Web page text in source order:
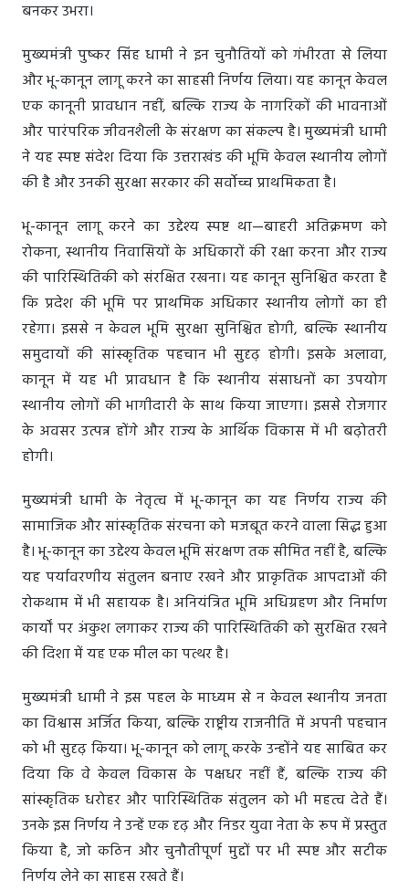
बनकर उभरा।
मुख्यमंत्री पुष्कर सिंह धामी ने इन चुनौतियों को गंभीरता से लिया
और भू-कानून लागू करने का साहसी निर्णय लिया। यह कानून केवल
एक कानूनी प्रावधान नहीं, बल्कि राज्य के नागरिकों की भावनाओं
और पारंपरिक जीवनशैली के संरक्षण का संकल्प है। मुख्यमंत्री धामी
ने यह स्पष्ट संदेश दिया कि उत्तराखंड की भूमि केवल स्थानीय लोगों
की है और उनकी सुरक्षा सरकार की सर्वोच्च प्राथमिकता है।
भू-कानून लागू करने का उद्देश्य स्पष्ट था—बाहरी अतिक्रमण को
रोकना, स्थानीय निवासियों के अधिकारों की रक्षा करना और राज्य
की पारिस्थितिकी को संरक्षित रखना। यह कानून सुनिश्चित करता है
कि प्रदेश की भूमि पर प्राथमिक अधिकार स्थानीय लोगों का ही
रहेगा। इससे न केवल भूमि सुरक्षा सुनिश्चित होगी, बल्कि स्थानीय
समुदायों की सांस्कृतिक पहचान भी सुदृढ़ होगी। इसके अलावा,
कानून में यह भी प्रावधान है कि स्थानीय संसाधनों का उपयोग
स्थानीय लोगों की भागीदारी के साथ किया जाएगा। इससे रोजगार
के अवसर उत्पन्न होंगे और राज्य के आर्थिक विकास में भी बढ़ोतरी
होगी।
मुख्यमंत्री धामी के नेतृत्व में भू-कानून का यह निर्णय राज्य की
सामाजिक और सांस्कृतिक संरचना को मजबूत करने वाला सिद्ध हुआ
है। भू-कानून का उद्देश्य केवल भूमि संरक्षण तक सीमित नहीं है, बल्कि
यह पर्यावरणीय संतुलन बनाए रखने और प्राकृतिक आपदाओं की
रोकथाम में भी सहायक है। अनियंत्रित भूमि अधिग्रहण और निर्माण
कार्यों पर अंकुश लगाकर राज्य की पारिस्थितिकी को सुरक्षित रखने
की दिशा में यह एक मील का पत्थर है।
मुख्यमंत्री धामी ने इस पहल के माध्यम से न केवल स्थानीय जनता
का विश्वास अर्जित किया, बल्कि राष्ट्रीय राजनीति में अपनी पहचान
को भी सुदृढ़ किया। भू-कानून को लागू करके उन्होंने यह साबित कर
दिया कि वे केवल विकास के पक्षधर नहीं हैं, बल्कि राज्य की
सांस्कृतिक धरोहर और पारिस्थितिक संतुलन को भी महत्व देते हैं।
उनके इस निर्णय ने उन्हें एक दृढ़ और निडर युवा नेता के रूप में प्रस्तुत
किया है, जो कठिन और चुनौतीपूर्ण मुद्दों पर भी स्पष्ट और सटीक
निर्णय लेने का साहस रखते हैं।